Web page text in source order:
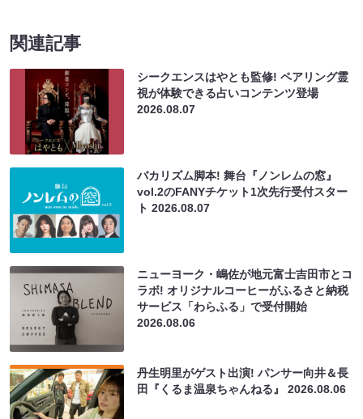
関連記事
シークエンスはやとも監修! ペアリング霊
視が体験できる占いコンテンツ登場
2026.08.07
バカリズム脚本! 舞台『ノンレムの窓』
vol.2のFANYチケット1次先行受付スター
ト2026.08.07
ニューヨーク・嶋佐が地元富士吉田市とコ
ラボ! オリジナルコーヒーがふるさと納税
サービス「わらふる」で受付開始
2026.08.06
丹生明里がゲスト出演! パンサー向井＆長
田『くるま温泉ちゃんねる』2026.08.06